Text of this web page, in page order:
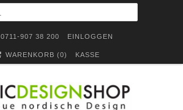
907 38 200 EINLOGGEN
WARENKORB (0) KASSE